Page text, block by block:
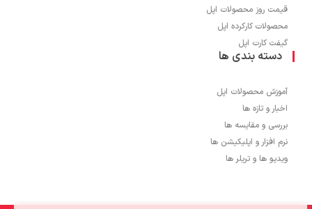
قیمت روز محصولات اپل
محصولات کارکرده اپل
گیفت کارت اپل
دسته بندی ها
آموزش محصولات اپل
اخبار و تازه ها
بررسی و مقایسه ها
نرم افزار و اپلیکیشن ها
ویدیو ها و تریلر ها